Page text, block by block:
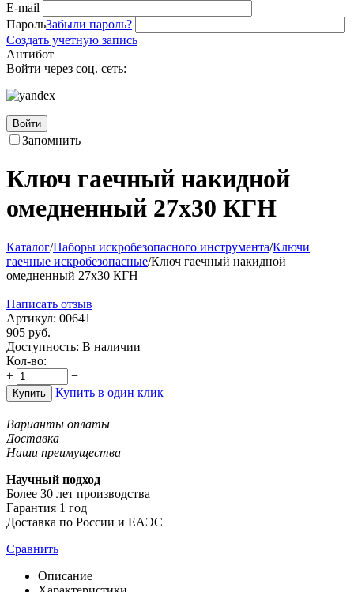
E-mail
ПарольЗабыли пароль?
Создать учетную запись
Антибот
Войти через соц. сеть:
Войти
Запомнить
Ключ гаечный накидной
омедненный 27х30 КГН
Каталог/Наборы искробезопасного инструмента/Ключи
гаечные искробезопасные/Ключ гаечный накидной
омедненный 27х30 КГН
Написать отзыв
Артикул: 00641
905 руб.
Доступность: В наличии
Кол-во:
+
−
Купить Купить в один клик
Варианты оплаты
Доставка
Наши преимущества
Научный подход
Более 30 лет производства
Гарантия 1 год
Доставка по России и ЕАЭС
Сравнить
Описание